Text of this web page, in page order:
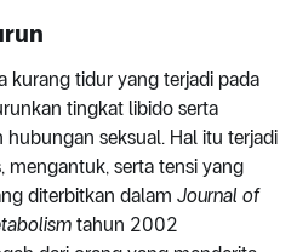
kurang tidur yang terjadi pada
tingkat libido serta
seksual. Hal itu terjadi
mengantuk, serta tensi yang
diterbitkan dalam Journal of
tahun 2002